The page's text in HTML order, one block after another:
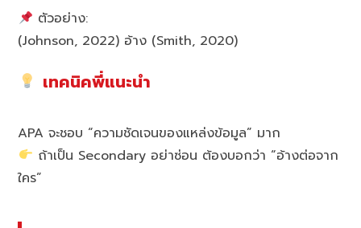
ตัวอย่าง:
(Johnson, 2022) อ้าง (Smith, 2020)
เทคนิคพี่แนะนำ
APA จะชอบ “ความชัดเจนของแหล่งข้อมูล” มาก
ถ้าเป็น Secondary อย่าซ่อน ต้องบอกว่า “อ้างต่อจาก
ใคร”